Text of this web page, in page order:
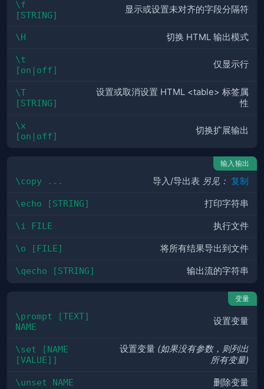
\f
[STRING]
显示或设置未对齐的字段分隔符
\H 切换 HTML 输出模式
\t
[on|off]
仅显示行
\T
[STRING]
设置或取消设置 HTML <table> 标签属
性
\x
[on|off]
切换扩展输出
输入输出
\copy ... 导入/导出表 另见： 复制
\echo [STRING] 打印字符串
\i FILE 执行文件
\o [FILE] 将所有结果导出到文件
\qecho [STRING] 输出流的字符串
变量
\prompt [TEXT]
NAME
设置变量
\set [NAME
[VALUE]]
设置变量 (如果没有参数，则列出
所有变量)
\unset NAME 删除变量